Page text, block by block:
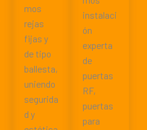
mos
rejas
fijas y
de tipo
ballesta,
uniendo
segurida
d y
instalaci
ón
experta
de
puertas
RF,
puertas
para